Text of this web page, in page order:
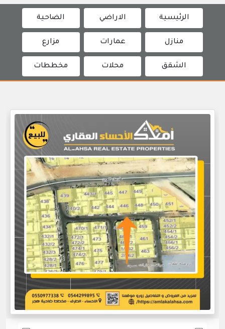
الرئيسية الاراضي الضاحية
منازل عمارات مزارع
الشقق محلات مخططات